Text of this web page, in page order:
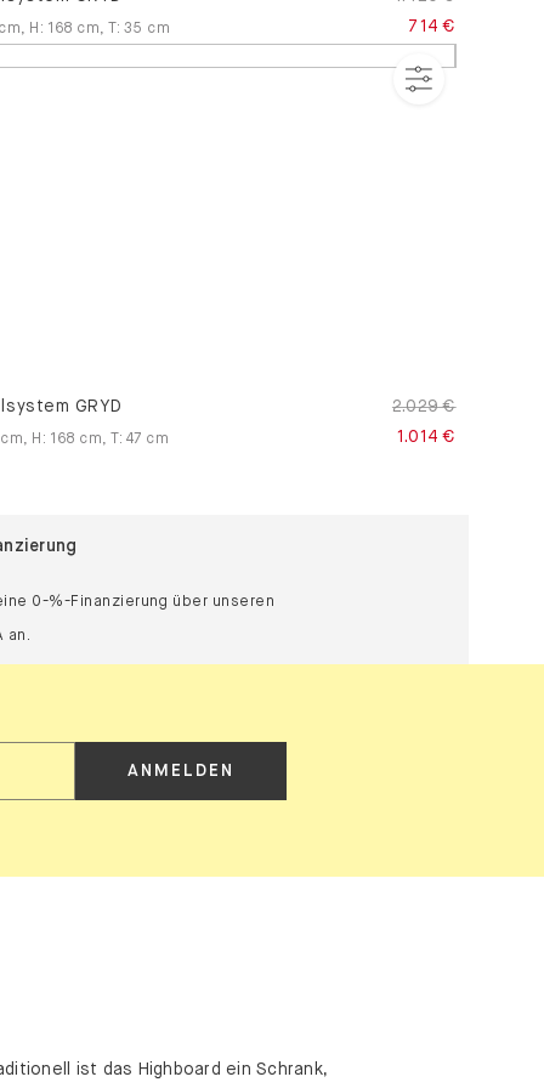
714 €
, H : 168 cm,T: 35 cm
GRYD
2.029 €
1.014 €
H : 168 cm ,T: 47 cm
0-%-Finanzierung über unseren
an.
ANMELDEN
ist das Highboard ein Schrank,